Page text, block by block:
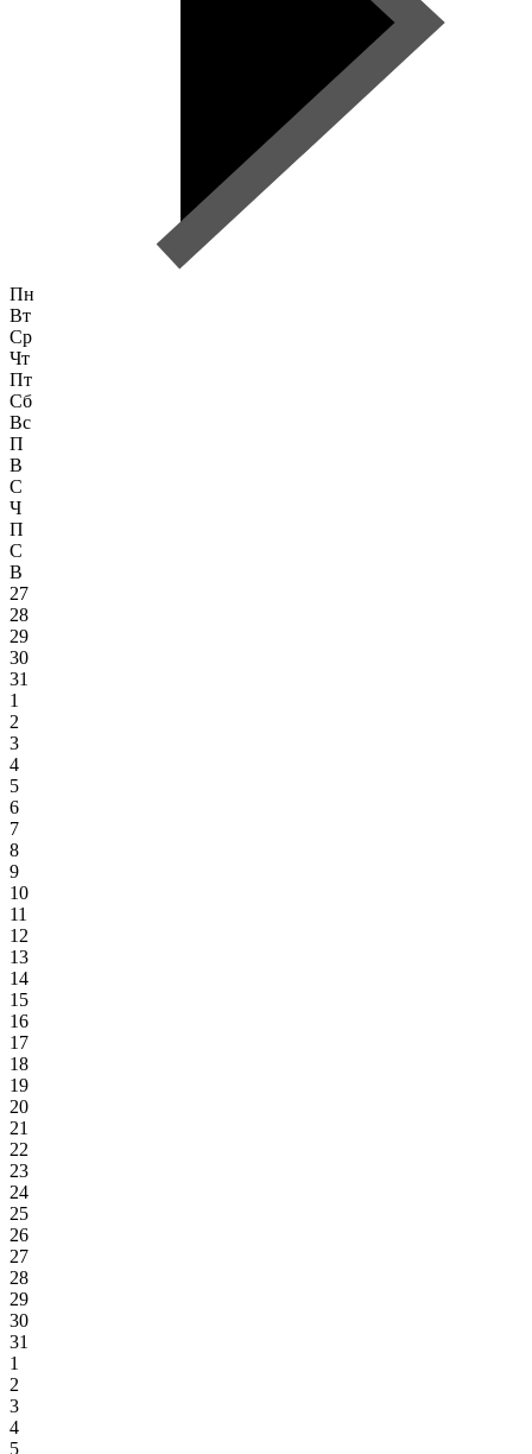
Пн
Вт
Ср
Чт
Пт
Сб
Вс
П
В
С
Ч
П
С
В
27
28
29
30
31
1
2
3
4
5
6
7
8
9
10
11
12
13
14
15
16
17
18
19
20
21
22
23
24
25
26
27
28
29
30
31
1
2
3
4
5